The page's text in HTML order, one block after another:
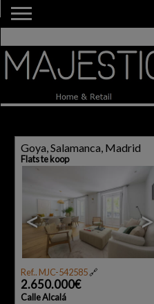
Goya, Salamanca, Madrid
Flats te koop
< >
Ref.. MJC-542585🔗
2.650.000€
Calle Alcalá